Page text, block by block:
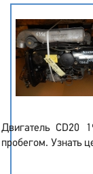
Двигатель CD20
пробегом. Узнать